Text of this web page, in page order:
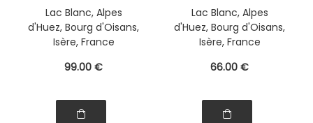
Lac Blanc, Alpes
d'Huez, Bourg d'Oisans,
Isère, France
99.00 €
Lac Blanc, Alpes
d'Huez, Bourg d'Oisans,
Isère, France
66.00 €